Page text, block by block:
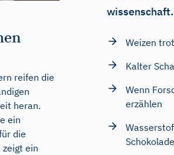
reifen die
heran.
ein
die
zeigt ein
Weizen
Kalter
Wenn
erzählen
Schokolade